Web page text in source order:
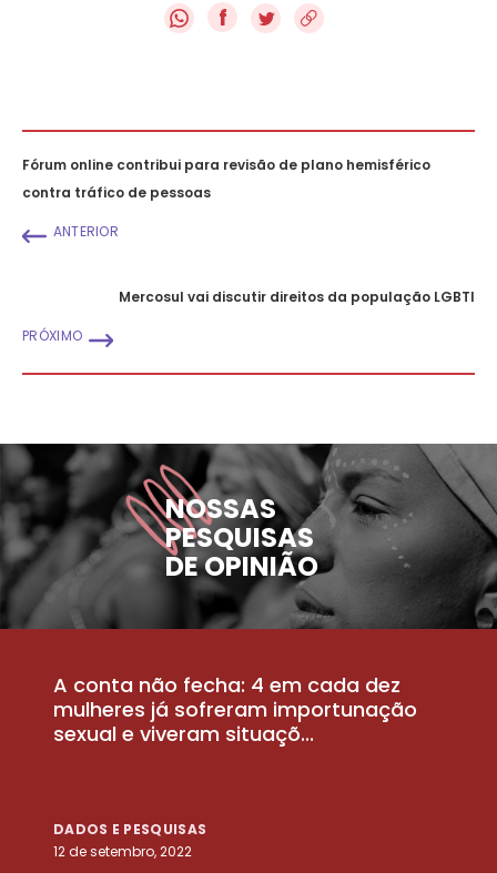
f
Fórum online contribui para revisão de plano hemisférico
contra tráfico de pessoas
ANTERIOR
Mercosul vai discutir direitos da população LGBTI
PRÓXIMO
NOSSAS
PESQUISAS
DE OPINIÃO
A conta não fecha: 4 em cada dez
mulheres já sofreram importunação
sexual e viveram situaçõ...
DADOS E PESQUISAS
12 de setembro, 2022